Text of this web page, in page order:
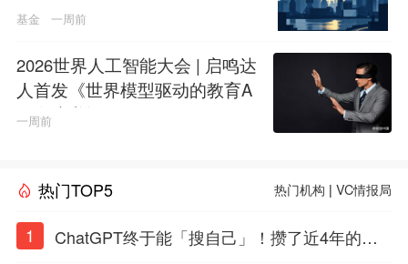
基金 一周前
2026世界人工智能大会 | 启鸣达
人首发《世界模型驱动的教育A
GI白皮书》
一周前
热门TOP5 热门机构 |VC情报局
1
ChatGPT终于能「搜自己」！攒了近4年的对